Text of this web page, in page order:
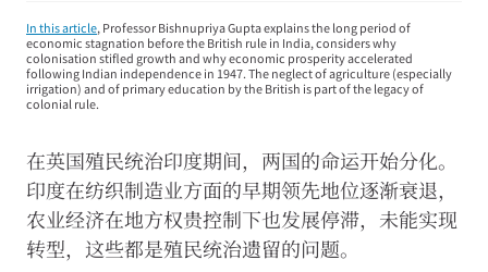
In this article, Professor Bishnupriya Gupta explains the long period of
economic stagnation before the British rule in India, considers why
colonisation stifled growth and why economic prosperity accelerated
following Indian independence in 1947. The neglect of agriculture (especially
irrigation) and of primary education by the British is part of the legacy of
colonial rule.
在英国殖民统治印度期间，两国的命运开始分化。
印度在纺织制造业方面的早期领先地位逐渐衰退，
农业经济在地方权贵控制下也发展停滞，未能实现
转型，这些都是殖民统治遗留的问题。